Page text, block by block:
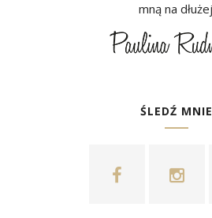
mną na
ŚLEDŹ MNIE